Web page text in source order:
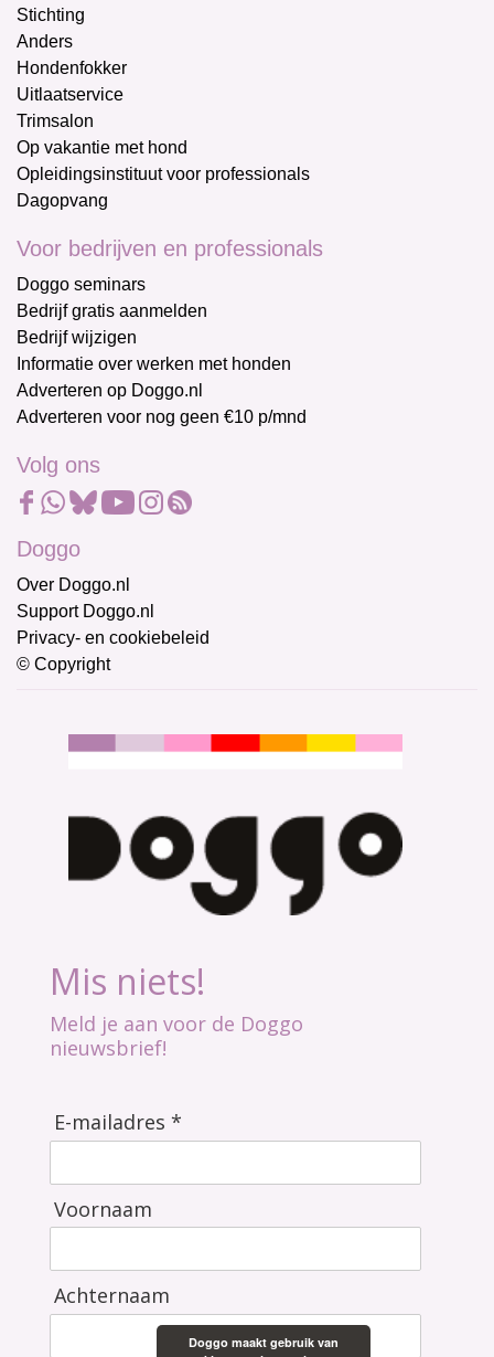
Stichting
Anders
Hondenfokker
Uitlaatservice
Trimsalon
Op vakantie met hond
Opleidingsinstituut voor professionals
Dagopvang
Voor bedrijven en professionals
Doggo seminars
Bedrijf gratis aanmelden
Bedrijf wijzigen
Informatie over werken met honden
Adverteren op Doggo.nl
Adverteren voor nog geen €10 p/mnd
Volg ons
Doggo
Over Doggo.nl
Support Doggo.nl
Privacy- en cookiebeleid
© Copyright
Mis niets!
Meld je aan voor de Doggo
nieuwsbrief!
E-mailadres *
Voornaam
Achternaam
Doggo maakt gebruik van